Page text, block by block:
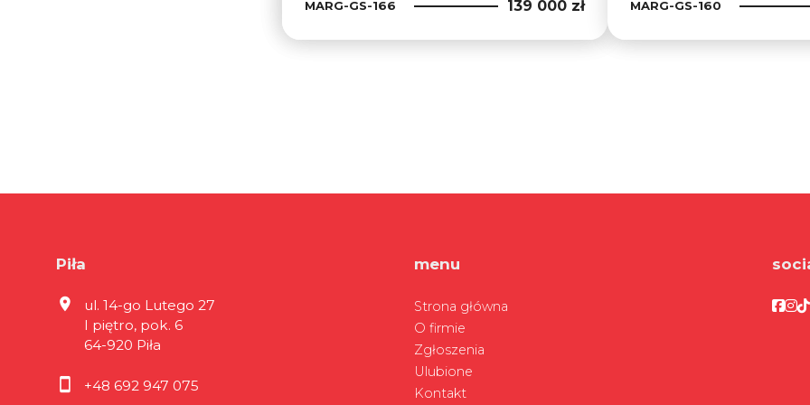
MARG-GS-166 139 000 zł MARG-GS-160
Piła
ul. 14-go Lutego 27
I piętro, pok. 6
64-920 Piła
+48 692 947 075
menu
Strona główna
O firmie
Zgłoszenia
Ulubione
Kontakt